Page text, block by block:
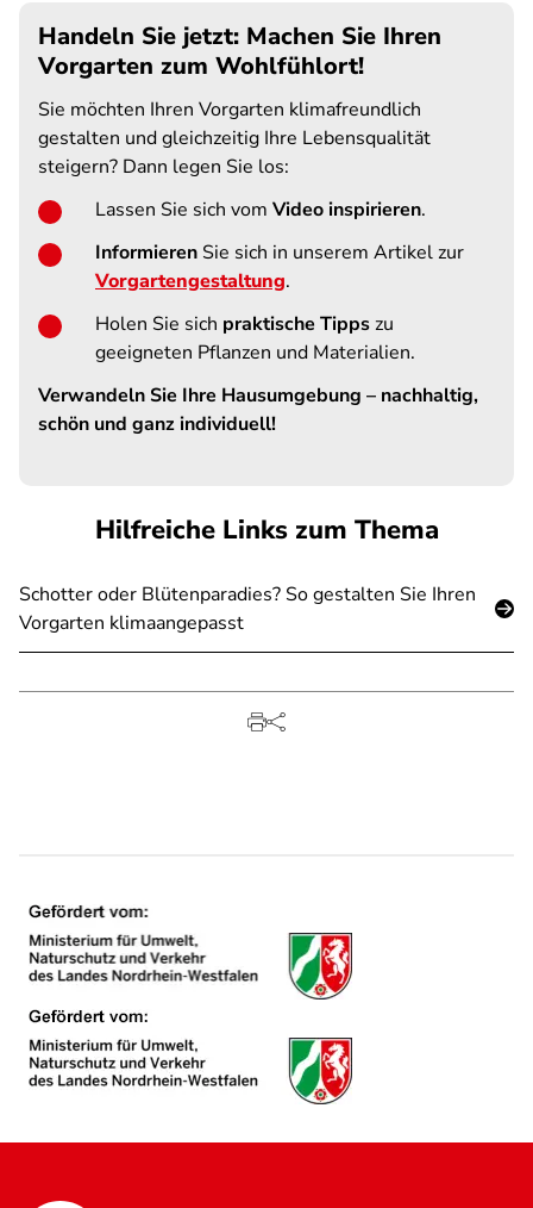
Handeln Sie jetzt: Machen Sie Ihren
Vorgarten zum Wohlfühlort!
Sie möchten Ihren Vorgarten klimafreundlich
gestalten und gleichzeitig Ihre Lebensqualität
steigern? Dann legen Sie los:
Lassen Sie sich vom Video inspirieren.
Informieren Sie sich in unserem Artikel zur
Vorgartengestaltung.
Holen Sie sich praktische Tippszu
geeigneten Pflanzen und Materialien.
Verwandeln Sie Ihre Hausumgebung – nachhaltig,
schön und ganz individuell!
Hilfreiche Links zum Thema
Schotter oder Blütenparadies? So gestalten Sie Ihren
Vorgarten klimaangepasst